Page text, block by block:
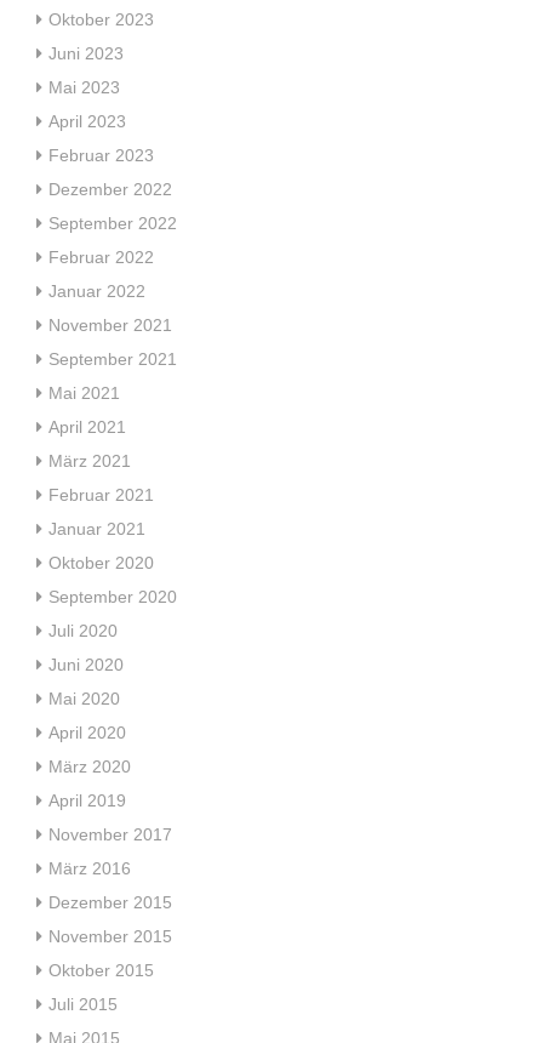
Oktober 2023
Juni 2023
Mai 2023
April 2023
Februar 2023
Dezember 2022
September 2022
Februar 2022
Januar 2022
November 2021
September 2021
Mai 2021
April 2021
März 2021
Februar 2021
Januar 2021
Oktober 2020
September 2020
Juli 2020
Juni 2020
Mai 2020
April 2020
März 2020
April 2019
November 2017
März 2016
Dezember 2015
November 2015
Oktober 2015
Juli 2015
Mai 2015